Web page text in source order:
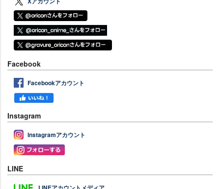
Facebook
Facebookアカウント
Instagram
Instagramアカウント
LINE